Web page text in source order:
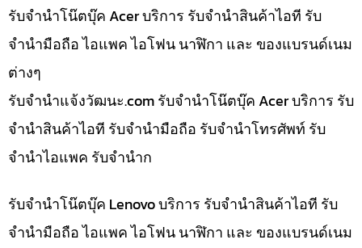
รับจำนำโน๊ตบุ๊ค Acer บริการ รับจำนำสินค้าไอที รับ
จำนำมือถือ ไอแพค ไอโฟน นาฬิกา และ ของแบรนด์เนม
ต่างๆ
รับจํานําแจ้งวัฒนะ.com รับจำนำโน๊ตบุ๊ค Acer บริการ รับ
จำนำสินค้าไอที รับจำนำมือถือ รับจำนำโทรศัพท์ รับ
จำนำไอแพค รับจำนำก
รับจำนำโน๊ตบุ๊ค Lenovo บริการ รับจำนำสินค้าไอที รับ
จำนำมือถือ ไอแพค ไอโฟน นาฬิกา และ ของแบรนด์เนม